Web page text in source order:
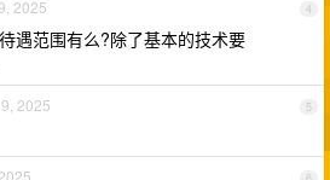
4
2025
遇范围有么?除了基本的技术要
5
2025